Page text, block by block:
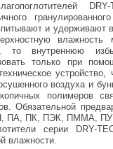
и удерживают
то внутреннюю
только при
воздуха и
полимеров
Обязательной
ПА, ПК, ПЭК, ПММА, ПУР;
серии DRY-
влажности.